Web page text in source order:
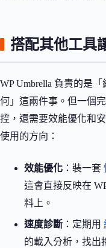
搭配其他工具
WP Umbrella 負責的是
何」這兩件事。但一個
控，還需要效能優化和
使用的方向：
效能優化 ：裝一套
這會直接反映在
料上。
速度診斷 ：定期用
的載入分析，找出